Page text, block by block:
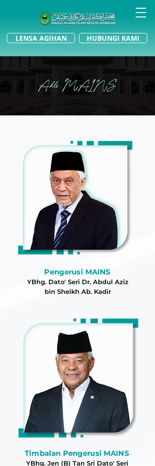
LENSA AGIHAN HUBUNGI KAMI
Pengerusi MAINS
YBhg. Dato' Seri Dr. Abdul Aziz
bin Sheikh Ab. Kadir
Timbalan Pengerusi MAINS
YBhg. Jen (B) Tan Sri Dato' Seri